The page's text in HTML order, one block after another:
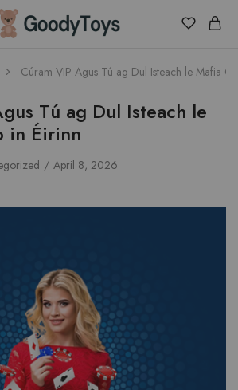
Cúram VIP Agus Tú ag Dul Isteach le Mafia
Tú ag Dul Isteach le
in Éirinn
April 8, 2026